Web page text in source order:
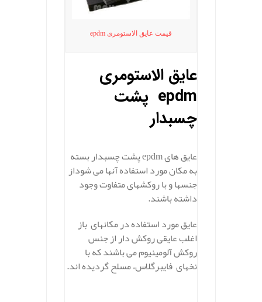
قیمت عایق الاستومری epdm
عایق الاستومری
epdm پشت
چسبدار
عایق های epdm پشت چسبدار بسته
به مکان مورد استفاده آنها می شوداز
جنسها و با روکشهای متفاوت وجود
داشته باشند.
عایق مورد استفاده در مکانهای باز
اغلب عایقی روکش دار از جنس
روکش آلومینیوم می باشند که با
نخهای فایبرگلاس، مسلح گردیده اند.